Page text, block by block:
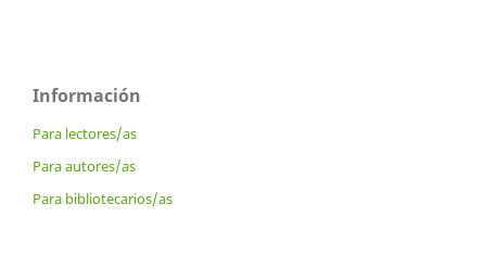
Información
Para lectores/as
Para autores/as
Para bibliotecarios/as